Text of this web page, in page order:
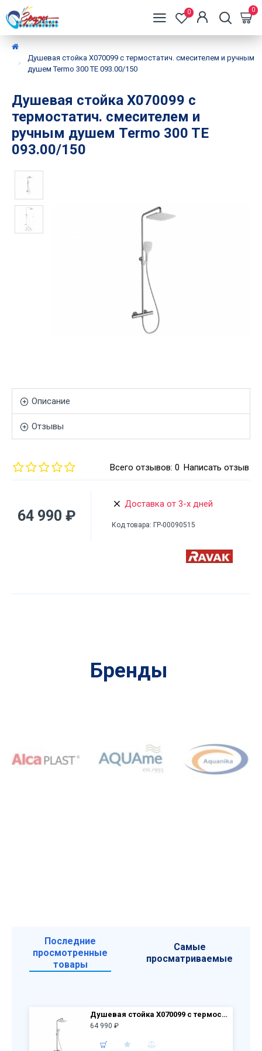
0 0
Душевая стойка X070099 с термостатич. смесителем и ручным
душем Termo 300 TE 093.00/150
Душевая стойка X070099 с
термостатич. смесителем и
ручным душем Termo 300 TE
093.00/150
Описание
Отзывы
Всего отзывов: 0 Написать отзыв
64 990 ₽
Доставка от 3-х дней
Код товара: ГР-00090515
Бренды
Последние
просмотренные
товары
Самые
просматриваемые
Душевая стойка X070099 с термостатич. смесителем и ручным душем Termo 300 TE 093.00/150
64 990 ₽